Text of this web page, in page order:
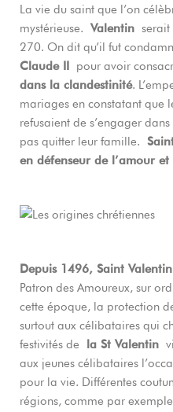
La vie du saint que l’on
mystérieuse. Valentin serait
270. On dit qu’il fut
Claude II pour avoir
dans la clandestinité.
mariages en constatant que
refusaient de s’engager
pas quitter leur famille.
en défenseur de l’amour
Depuis 1496, Saint
Patron des Amoureux, sur
cette époque, la protection
surtout aux célibataires qui
festivités de la St Valentin
aux jeunes célibataires
pour la vie. Différentes
régions, comme par